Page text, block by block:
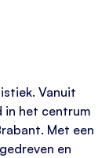
Vanuit
in het centrum
Met een
en